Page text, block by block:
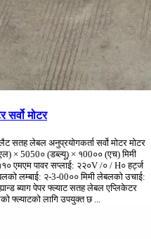
मोटर
सतह लेबल अनुप्रयोगकर्ता सर्वो मोटर मोटर
× 5050० (डब्ल्यू) × १00०० (एच) मिमी
एमएम पावर सप्लाई: २२०V /० / H० हर्ट्ज
लम्बाई: २-3-00०० मिमी लेबलको उचाई:
ब्याग पेपर फ्ल्याट सतह लेबल एप्लिकेटर
फ्ल्याटको लागि उपयुक्त छ ...